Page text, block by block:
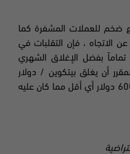
ضخم للعملات المشفرة كما
النظر عن الاتجاه ، فإن التقلبات في
بفضل الإغلاق الشهري
أن يغلق بيتكوين / دولار
أمريكي في أبريل 2022 بحوالي 6000 دولار أي أقل مما كان عليه